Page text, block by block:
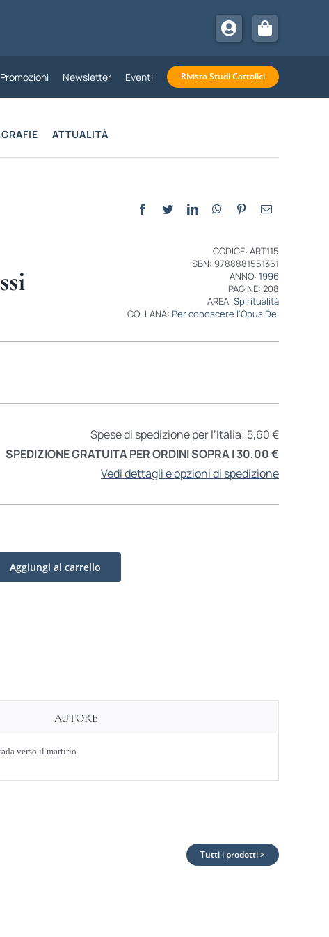
Promozioni Newsletter Eventi Rivista Studi Cattolici
ATTUALITÀ
CODICE: ART115
ISBN: 9788881551361
ANNO:1996
PAGINE: 208
AREA:Spiritualità
COLLANA: Per conoscere l'Opus Dei
Spese di spedizione per l’Italia: 5,60 €
SPEDIZIONE GRATUITA PER ORDINI SOPRA I 30,00 €
Vedi dettagli e opzioni di spedizione
Aggiungi al carrello
AUTORE
verso il martirio.
Tutti i prodotti >